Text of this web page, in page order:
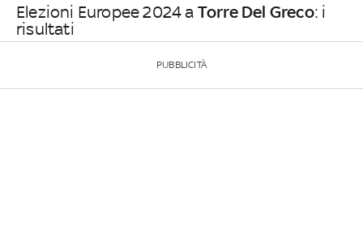
Elezioni Europee 2024 a Torre Del Greco: i
risultati
PUBBLICITÀ